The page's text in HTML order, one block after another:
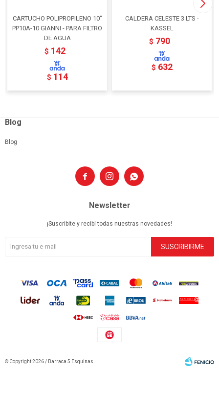
CARTUCHO POLIPROPILENO 10"
PP10A-10 GIANNI - PARA FILTRO
DE AGUA
$ 142
$ 114
CALDERA CELESTE 3 LTS -
KASSEL
$ 790
$ 632
  
Blog
Blog
Newsletter
¡Suscribite y recibí todas nuestras novedades!
SUSCRIBIRME
© Copyright 2026 / Barraca 5 Esquinas